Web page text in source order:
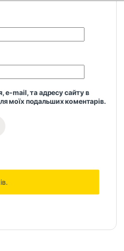
e-mail, та адресу сайту в
моїх подальших коментарів.